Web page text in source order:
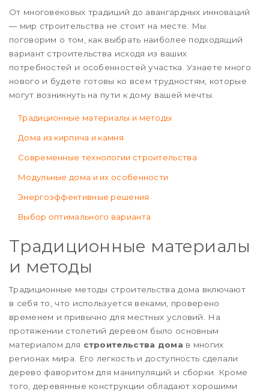
От многовековых традиций до авангардных инноваций
— мир строительства не стоит на месте. Мы
поговорим о том, как выбрать наиболее подходящий
вариант строительства исходя из ваших
потребностей и особенностей участка. Узнаете много
нового и будете готовы ко всем трудностям, которые
могут возникнуть на пути к дому вашей мечты.
Традиционные материалы и методы
Дома из кирпича и камня
Современные технологии строительства
Модульные дома и их особенности
Энергоэффективные решения
Выбор оптимального варианта
Традиционные материалы
и методы
Традиционные методы строительства дома включают
в себя то, что используется веками, проверено
временем и привычно для местных условий. На
протяжении столетий деревом было основным
материалом для строительства дома в многих
регионах мира. Его легкость и доступность сделали
дерево фаворитом для манипуляций и сборки. Кроме
того, деревянные конструкции обладают хорошими